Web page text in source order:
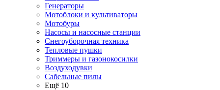
Генераторы
Мотоблоки и культиваторы
Мотобуры
Насосы и насосные станции
Снегоуборочная техника
Тепловые пушки
Триммеры и газонокосилки
Воздуходувки
Сабельные пилы
Ещё 10